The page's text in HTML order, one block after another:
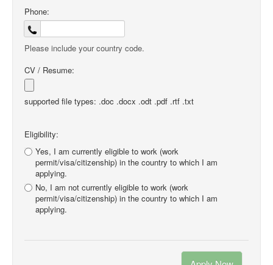
Phone:
Please include your country code.
CV / Resume:
supported file types: .doc .docx .odt .pdf .rtf .txt
Eligibility:
Yes, I am currently eligible to work (work
permit/visa/citizenship) in the country to which I am
applying.
No, I am not currently eligible to work (work
permit/visa/citizenship) in the country to which I am
applying.